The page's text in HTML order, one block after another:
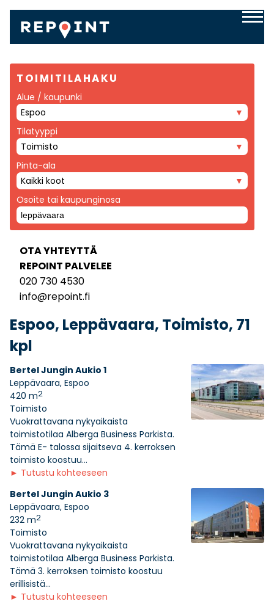
TOIMITILAHAKU
Alue / kaupunki
Espoo
Tilatyyppi
Toimisto
Pinta-ala
Kaikki koot
Osoite tai kaupunginosa
OTA YHTEYTTÄ
REPOINT PALVELEE
020 730 4530
info@repoint.fi
Espoo, Leppävaara, Toimisto, 71
kpl
Bertel Jungin Aukio 1
Leppävaara, Espoo
420 m2
Toimisto
Vuokrattavana nykyaikaista
toimistotilaa Alberga Business Parkista.
Tämä E- talossa sijaitseva 4. kerroksen
toimisto koostuu...
► Tutustu kohteeseen
Bertel Jungin Aukio 3
Leppävaara, Espoo
232 m2
Toimisto
Vuokrattavana nykyaikaista
toimistotilaa Alberga Business Parkista.
Tämä 3. kerroksen toimisto koostuu
erillisistä...
► Tutustu kohteeseen